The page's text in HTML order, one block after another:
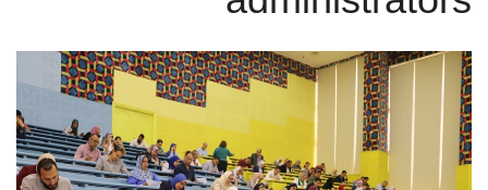
الأنظمة الذكية
الإعلام
تواصل معنا